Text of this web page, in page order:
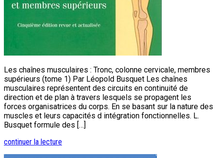
Les chaînes musculaires : Tronc, colonne cervicale, membres
supérieurs (tome 1) Par Léopold Busquet Les chaînes
musculaires représentent des circuits en continuité de
direction et de plan à travers lesquels se propagent les
forces organisatrices du corps. En se basant sur la nature des
muscles et leurs capacités d intégration fonctionnelles. L.
Busquet formule des […]
continuer la lecture